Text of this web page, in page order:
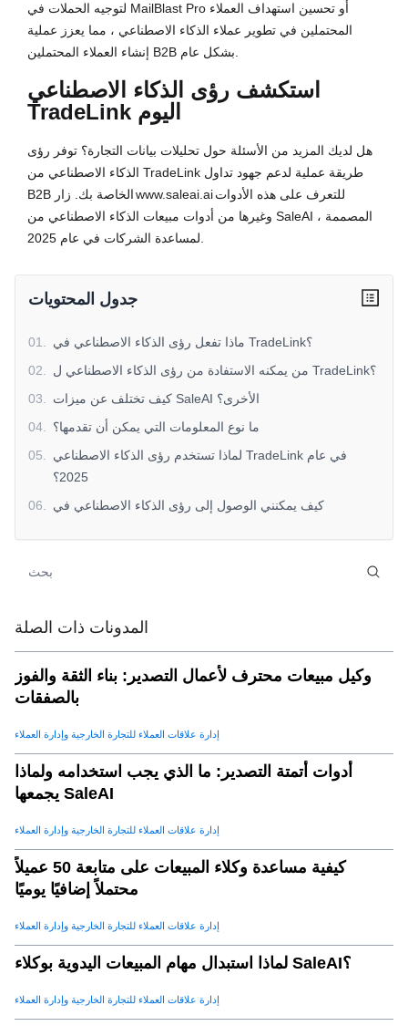
لتوجيه الحملات في MailBlast Pro أو تحسين استهداف العملاء
المحتملين في تطوير عملاء الذكاء الاصطناعي ، مما يعزز عملية
إنشاء العملاء المحتملين B2B بشكل عام.
استكشف رؤى الذكاء الاصطناعي
TradeLink اليوم
هل لديك المزيد من الأسئلة حول تحليلات بيانات التجارة؟ توفر رؤى
الذكاء الاصطناعي من TradeLink طريقة عملية لدعم جهود تداول
B2B الخاصة بك. زارwww.saleai.aiللتعرف على هذه الأدوات
وغيرها من أدوات مبيعات الذكاء الاصطناعي من SaleAI ، المصممة
لمساعدة الشركات في عام 2025.
جدول المحتويات
01
ماذا تفعل رؤى الذكاء الاصطناعي في TradeLink؟
02
من يمكنه الاستفادة من رؤى الذكاء الاصطناعي ل TradeLink؟
03
كيف تختلف عن ميزات SaleAI الأخرى؟
04
ما نوع المعلومات التي يمكن أن تقدمها؟
05
لماذا تستخدم رؤى الذكاء الاصطناعي TradeLink في عام
2025؟
06
كيف يمكنني الوصول إلى رؤى الذكاء الاصطناعي في
المدونات ذات الصلة
وكيل مبيعات محترف لأعمال التصدير: بناء الثقة والفوز
بالصفقات
إدارة علاقات العملاء للتجارة الخارجية وإدارة العملاء
أدوات أتمتة التصدير: ما الذي يجب استخدامه ولماذا
يجمعها SaleAI
إدارة علاقات العملاء للتجارة الخارجية وإدارة العملاء
كيفية مساعدة وكلاء المبيعات على متابعة 50 عميلاً
محتملاً إضافيًا يوميًا
إدارة علاقات العملاء للتجارة الخارجية وإدارة العملاء
لماذا استبدال مهام المبيعات اليدوية بوكلاء SaleAI؟
إدارة علاقات العملاء للتجارة الخارجية وإدارة العملاء